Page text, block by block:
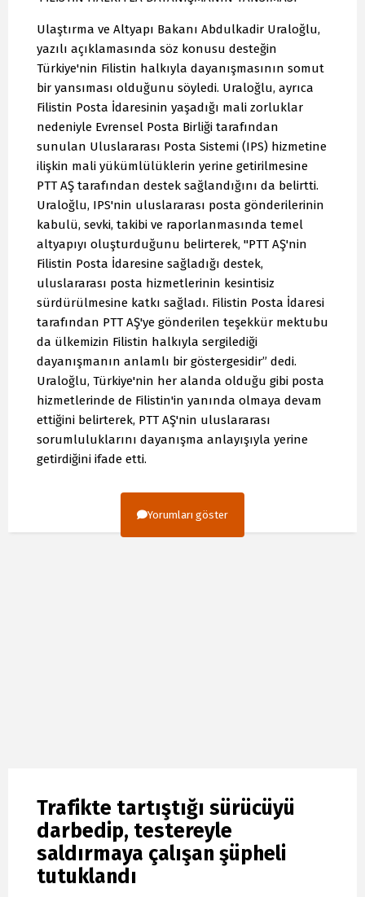
Ulaştırma ve Altyapı Bakanı Abdulkadir Uraloğlu,
yazılı açıklamasında söz konusu desteğin
Türkiye'nin Filistin halkıyla dayanışmasının somut
bir yansıması olduğunu söyledi. Uraloğlu, ayrıca
Filistin Posta İdaresinin yaşadığı mali zorluklar
nedeniyle Evrensel Posta Birliği tarafından
sunulan Uluslararası Posta Sistemi (IPS) hizmetine
ilişkin mali yükümlülüklerin yerine getirilmesine
PTT AŞ tarafından destek sağlandığını da belirtti.
Uraloğlu, IPS'nin uluslararası posta gönderilerinin
kabulü, sevki, takibi ve raporlanmasında temel
altyapıyı oluşturduğunu belirterek, "PTT AŞ'nin
Filistin Posta İdaresine sağladığı destek,
uluslararası posta hizmetlerinin kesintisiz
sürdürülmesine katkı sağladı. Filistin Posta İdaresi
tarafından PTT AŞ'ye gönderilen teşekkür mektubu
da ülkemizin Filistin halkıyla sergilediği
dayanışmanın anlamlı bir göstergesidir” dedi.
Uraloğlu, Türkiye'nin her alanda olduğu gibi posta
hizmetlerinde de Filistin'in yanında olmaya devam
ettiğini belirterek, PTT AŞ'nin uluslararası
sorumluluklarını dayanışma anlayışıyla yerine
getirdiğini ifade etti.
Yorumları göster
Trafikte tartıştığı sürücüyü
darbedip, testereyle
saldırmaya çalışan şüpheli
tutuklandı